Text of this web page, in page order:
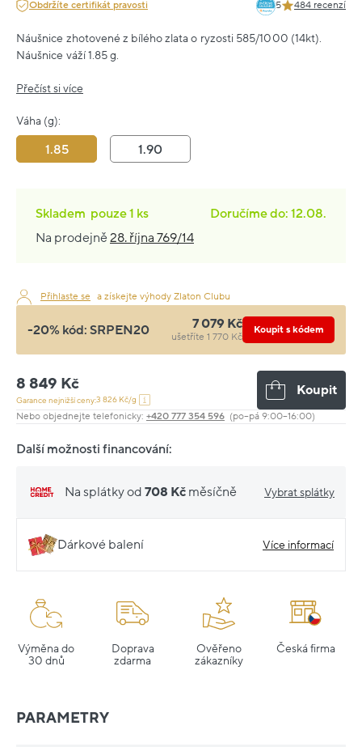
Obdržíte certifikát pravosti 5 484 recenzí
Náušnice zhotovené z bílého zlata o ryzosti 585/1000 (14kt).
Náušnice váží 1.85 g.
Přečíst si více
Váha (g):
1.85 1.90
Skladem pouze1 ks
Doručíme do: 12.08.
Na prodejně28. října 769/14
Přihlaste se a získejte výhody Zlaton Clubu
-20% kód: SRPEN20 7 079 Kč
ušetříte 1 770 Kč
Koupit s kódem
8 849 Kč
Garance nejnižší ceny:3 826 Kč/g
Koupit
Nebo objednejte telefonicky: +420 777 354 596 (po–pá 9:00–16:00)
Další možnosti financování:
Na splátky od 708 Kč měsíčně Vybrat splátky
Dárkové balení Více informací
Výměna do
30 dnů
Doprava
zdarma
Ověřeno
zákazníky
Česká firma
PARAMETRY